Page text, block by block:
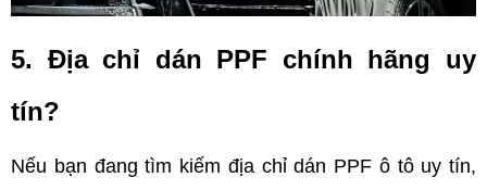
5. Địa chỉ dán PPF chính hãng uy
tín?
Nếu bạn đang tìm kiếm địa chỉ dán PPF ô tô uy tín,